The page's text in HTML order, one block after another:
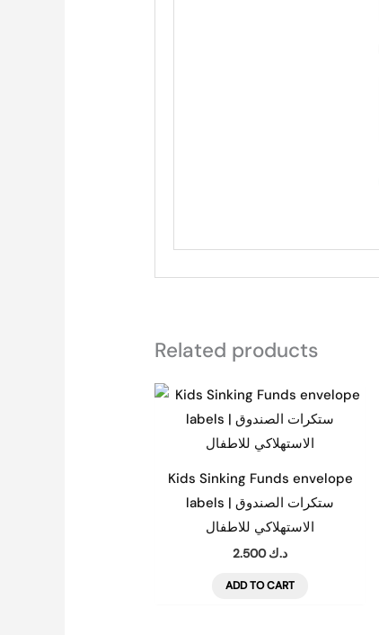
Related products
Kids Sinking Funds envelope
labels | ستكرات الصندوق
الاستهلاكي للاطفال
د.ك2.500
ADD TO CART